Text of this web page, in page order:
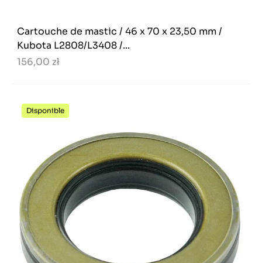
Cartouche de mastic / 46 x 70 x 23,50 mm /
Kubota L2808/L3408 /...
156,00 zł
Disponible